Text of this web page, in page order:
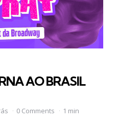
AO BRASIL
0 Comments 1 min